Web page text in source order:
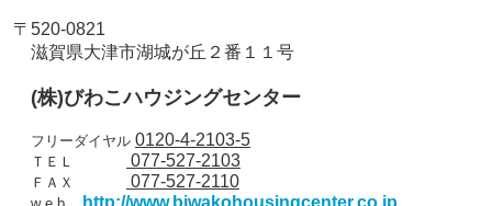
〒 520-0821
滋賀県大津市湖城が丘２番１１号
(株)びわこハウジングセンター
フリーダイヤル 0120-4-2103-5
ＴＥＬ 077-527-2103
ＦＡＸ 077-527-2110